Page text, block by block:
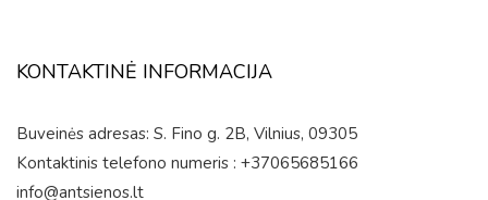
KONTAKTINĖ INFORMACIJA
Buveinės adresas: S. Fino g. 2B, Vilnius, 09305
Kontaktinis telefono numeris : +37065685166
info@antsienos.lt